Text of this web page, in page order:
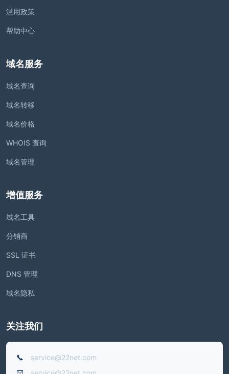
滥用政策
帮助中心
域名服务
域名查询
域名转移
域名价格
WHOIS 查询
域名管理
增值服务
域名工具
分销商
SSL 证书
DNS 管理
域名隐私
关注我们
service@22net.com